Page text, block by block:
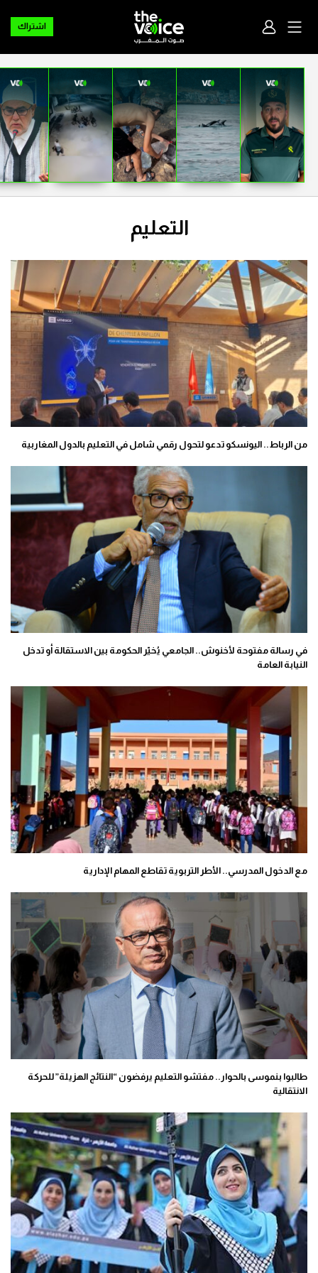
اشتراك
التعليم
من الرباط.. اليونسكو تدعو لتحول رقمي شامل في التعليم بالدول المغاربية
في رسالة مفتوحة لأخنوش.. الجامعي يُخيّر الحكومة بين الاستقالة أو تدخل
النيابة العامة
مع الدخول المدرسي.. الأطر التربوية تقاطع المهام الإدارية
طالبوا بنموسى بالحوار.. مفتشو التعليم يرفضون “النتائج الهزيلة” للحركة
الانتقالية